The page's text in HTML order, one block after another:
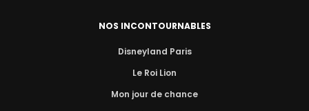
NOS INCONTOURNABLES
Disneyland Paris
Le Roi Lion
Mon jour de chance